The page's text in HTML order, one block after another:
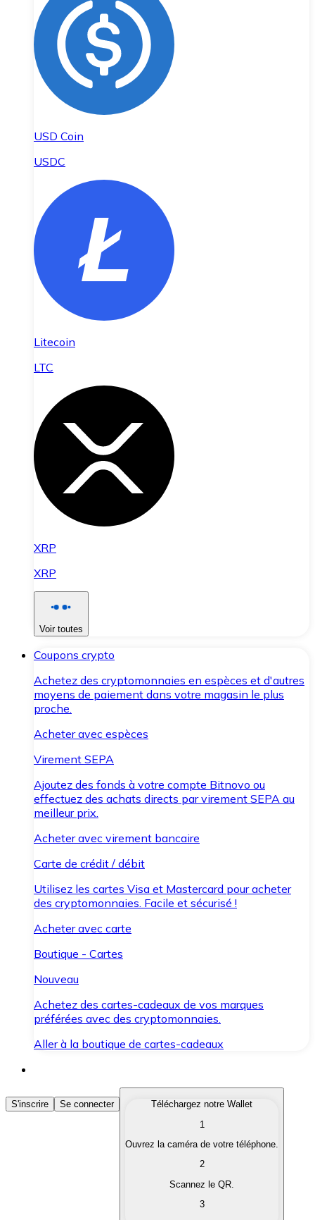
USD Coin
USDC
Litecoin
LTC
XRP
XRP
Voir toutes
Coupons crypto
Achetez des cryptomonnaies en espèces et d'autres
moyens de paiement dans votre magasin le plus
proche.
Acheter avec espèces
Virement SEPA
Ajoutez des fonds à votre compte Bitnovo ou
effectuez des achats directs par virement SEPA au
meilleur prix.
Acheter avec virement bancaire
Carte de crédit / débit
Utilisez les cartes Visa et Mastercard pour acheter
des cryptomonnaies. Facile et sécurisé !
Acheter avec carte
Boutique - Cartes
Nouveau
Achetez des cartes-cadeaux de vos marques
préférées avec des cryptomonnaies.
Aller à la boutique de cartes-cadeaux
Acheter des Cryptomonnaies
Achetez les cryptomonnaies qui vous intéressent
Convertissez vos cryptomonnaies en monnaie
S'inscrire Se connecter
Téléchargez notre Wallet
1
Ouvrez la caméra de votre téléphone.
2
Scannez le QR.
3